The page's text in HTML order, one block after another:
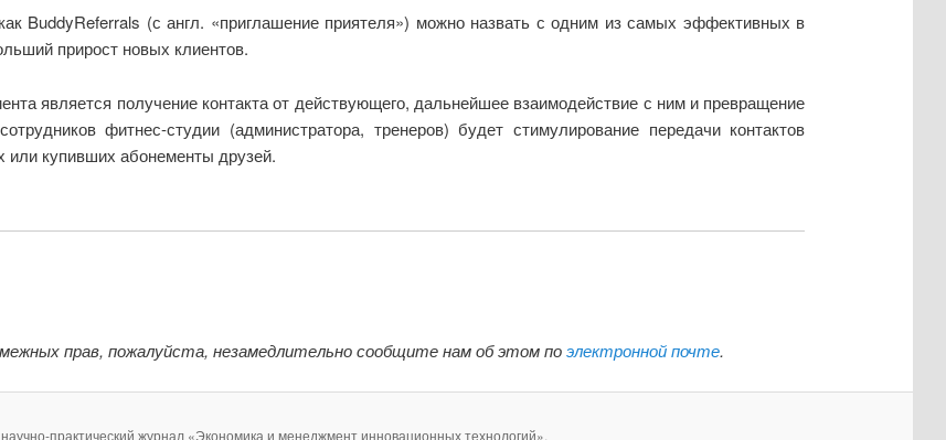
BuddyReferrals (с англ. «приглашение приятеля») можно назвать с одним из самых эффективных в
прирост новых клиентов.
является получение контакта от действующего, дальнейшее взаимодействие с ним и превращение
фитнес-студии (администратора, тренеров) будет стимулирование передачи контактов
или купивших абонементы друзей.
прав, пожалуйста, незамедлительно сообщите нам об этом поэлектронной почте.
практический журнал «Экономика и менеджмент инновационных технологий».